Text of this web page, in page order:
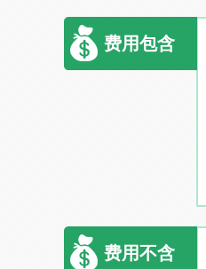
费用包含
费用不含